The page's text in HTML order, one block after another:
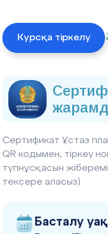
Курсқа тіркелу
Сертификат Ұстаз
QR кодымен, тіркеу
түпнұсқасын
тексере аласыз)
Басталу